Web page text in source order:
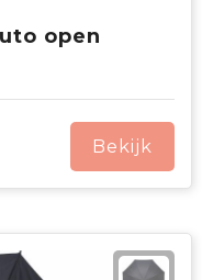
open
Bekijk